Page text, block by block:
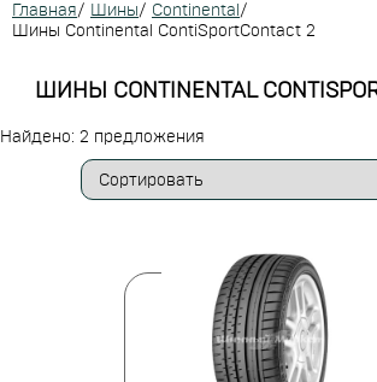
Главная/ Шины/ Continental /
Шины Continental ContiSportContact 2
ШИНЫ CONTINENTAL
Найдено: 2 предложения